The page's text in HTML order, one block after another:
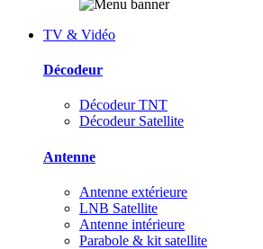
TV & Vidéo
Décodeur
Décodeur TNT
Décodeur Satellite
Antenne
Antenne extérieure
LNB Satellite
Antenne intérieure
Parabole & kit satellite